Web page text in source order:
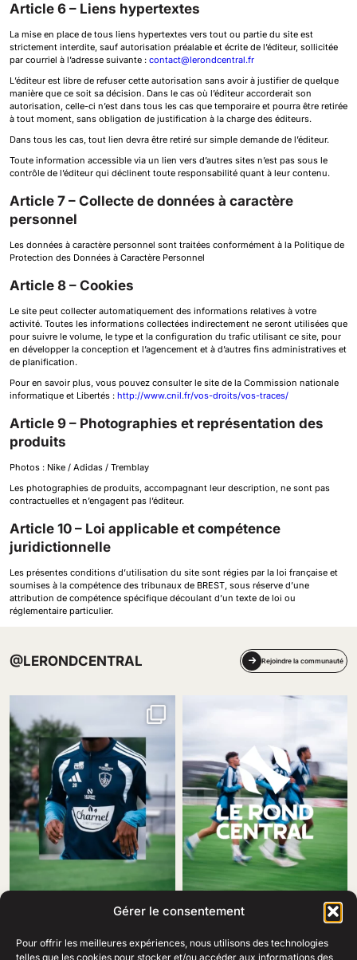
Gérer le consentement
Pour offrir les meilleures expériences, nous utilisons des technologies
telles que les cookies pour stocker et/ou accéder aux informations des
Article 6 – Liens hypertextes
La mise en place de tous liens hypertextes vers tout ou partie du site est
strictement interdite, sauf autorisation préalable et écrite de l’éditeur, sollicitée
par courriel à l’adresse suivante : contact@lerondcentral.fr
L’éditeur est libre de refuser cette autorisation sans avoir à justifier de quelque
manière que ce soit sa décision. Dans le cas où l’éditeur accorderait son
autorisation, celle-ci n’est dans tous les cas que temporaire et pourra être retirée
à tout moment, sans obligation de justification à la charge des éditeurs.
Dans tous les cas, tout lien devra être retiré sur simple demande de l’éditeur.
Toute information accessible via un lien vers d’autres sites n’est pas sous le
contrôle de l’éditeur qui déclinent toute responsabilité quant à leur contenu.
Article 7 – Collecte de données à caractère
personnel
Les données à caractère personnel sont traitées conformément à la Politique de
Protection des Données à Caractère Personnel
Article 8 – Cookies
Le site peut collecter automatiquement des informations relatives à votre
activité. Toutes les informations collectées indirectement ne seront utilisées que
pour suivre le volume, le type et la configuration du trafic utilisant ce site, pour
en développer la conception et l’agencement et à d’autres fins administratives et
de planification.
Pour en savoir plus, vous pouvez consulter le site de la Commission nationale
informatique et Libertés : http://www.cnil.fr/vos-droits/vos-traces/
Article 9 – Photographies et représentation des
produits
Photos : Nike / Adidas / Tremblay
Les photographies de produits, accompagnant leur description, ne sont pas
contractuelles et n’engagent pas l’éditeur.
Article 10 – Loi applicable et compétence
juridictionnelle
Les présentes conditions d’utilisation du site sont régies par la loi française et
soumises à la compétence des tribunaux de BREST, sous réserve d’une
attribution de compétence spécifique découlant d’un texte de loi ou
réglementaire particulier.
@LERONDCENTRAL Rejoindre la communauté